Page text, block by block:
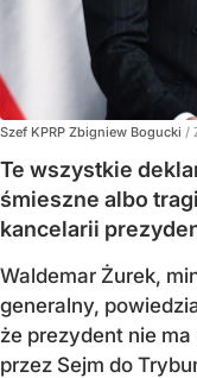
Szef KPRP Zbigniew Bogucki /
Te wszystkie
śmieszne albo
kancelarii
Waldemar Żurek,
generalny,
że prezydent nie
przez Sejm do